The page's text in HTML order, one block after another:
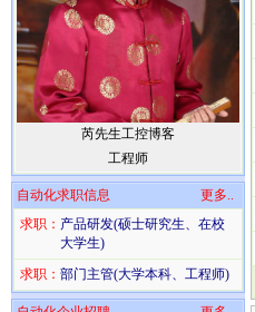
芮先生工控博客
工程师
自动化求职信息
更多..
求职： 产品研发(硕士研究生、在校
大学生)
求职： 部门主管(大学本科、工程师)